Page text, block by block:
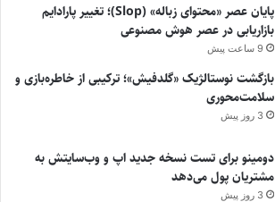
پایان عصر «محتوای زباله» (Slop)؛ تغییر پارادایم
بازاریابی در عصر هوش مصنوعی
9 ساعت پیش
بازگشت نوستالژیک «گلدفیش»؛ ترکیبی از خاطره‌بازی و
سلامت‌محوری
3 روز پیش
دومینو برای تست نسخه جدید اپ و وب‌سایتش به
مشتریان پول می‌دهد
3 روز پیش